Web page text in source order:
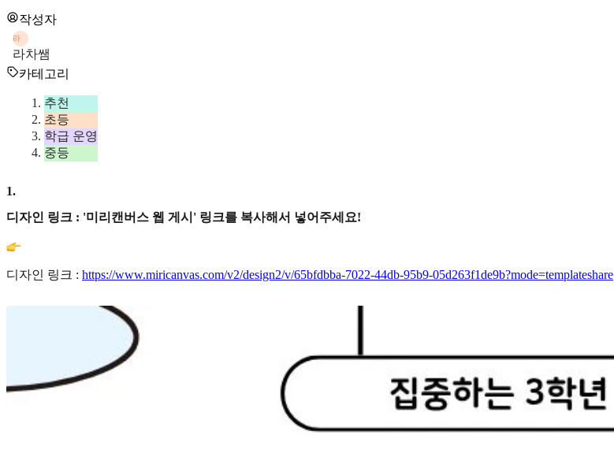
작성자
라
라차쌤
카테고리
추천
초등
학급 운영
중등
1.
디자인 링크 : '미리캔버스 웹 게시' 링크를 복사해서 넣어주세요!
디자인 링크 : https://www.miricanvas.com/v2/design2/v/65bfdbba-7022-44db-95b9-05d263f1de9b?mode=templateshare